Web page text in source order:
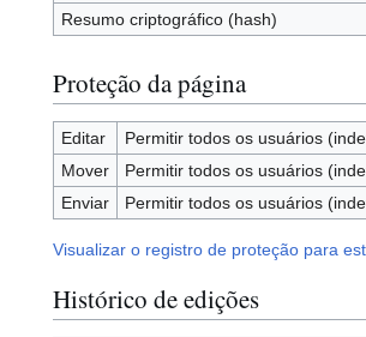
Resumo criptográfico (hash)
Proteção da página
Editar
Permitir todos os usuários
Mover
Permitir todos os usuários
Enviar
Permitir todos os usuários
Visualizar o registro de proteção para
Histórico de edições